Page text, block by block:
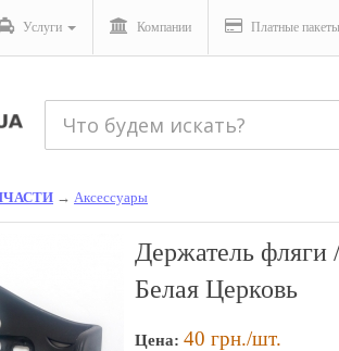
Услуги Компании Платные пакеты
→ Аксессуары
Держатель фляги
Белая Церковь
Цена: 40 грн./шт.